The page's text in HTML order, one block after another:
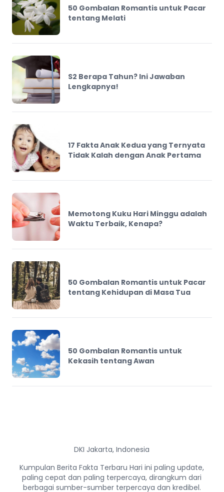
50 Gombalan Romantis untuk Pacar
tentang Melati
S2 Berapa Tahun? Ini Jawaban
Lengkapnya!
17 Fakta Anak Kedua yang Ternyata
Tidak Kalah dengan Anak Pertama
Memotong Kuku Hari Minggu adalah
Waktu Terbaik, Kenapa?
50 Gombalan Romantis untuk Pacar
tentang Kehidupan di Masa Tua
50 Gombalan Romantis untuk
Kekasih tentang Awan
DKI Jakarta, Indonesia
Kumpulan Berita Fakta Terbaru Hari ini paling update,
paling cepat dan paling terpercaya, dirangkum dari
berbagai sumber-sumber terpercaya dan kredibel.